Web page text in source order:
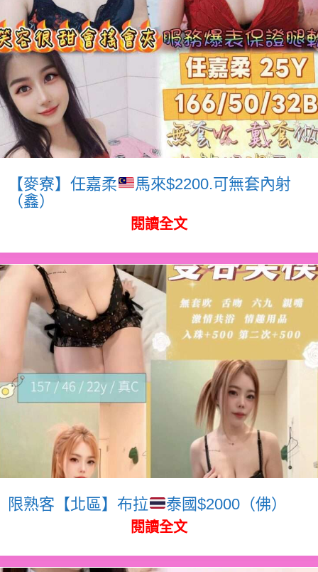
【麥寮】任嘉柔
馬來$2200.可無套內射
（鑫）
閱讀全文
限熟客【北區】布拉 泰國$2000（佛）
閱讀全文